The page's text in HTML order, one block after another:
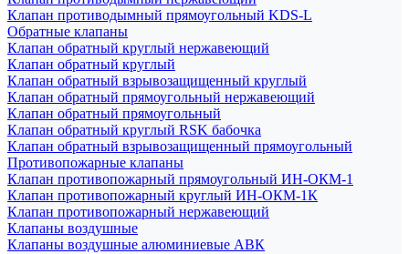
Клапан противодымный прямоугольный KDS-L
Обратные клапаны
Клапан обратный круглый нержавеющий
Клапан обратный круглый
Клапан обратный взрывозащищенный круглый
Клапан обратный прямоугольный нержавеющий
Клапан обратный прямоугольный
Клапан обратный круглый RSK бабочка
Клапан обратный взрывозащищенный прямоугольный
Противопожарные клапаны
Клапан противопожарный прямоугольный ИН-ОКМ-1
Клапан противопожарный круглый ИН-ОКМ-1К
Клапан противопожарный нержавеющий
Клапаны воздушные
Клапаны воздушные алюминиевые АВК